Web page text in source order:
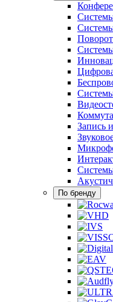
Запись
По бренду